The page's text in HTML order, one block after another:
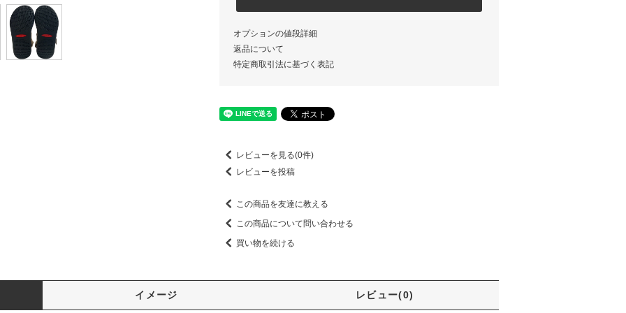
オプションの値段詳細
返品について
特定商取引法に基づく表記
レビューを見る(0件)
レビューを投稿
この商品を友達に教える
この商品について問い合わせる
買い物を続ける
イメージ レビュー(0)